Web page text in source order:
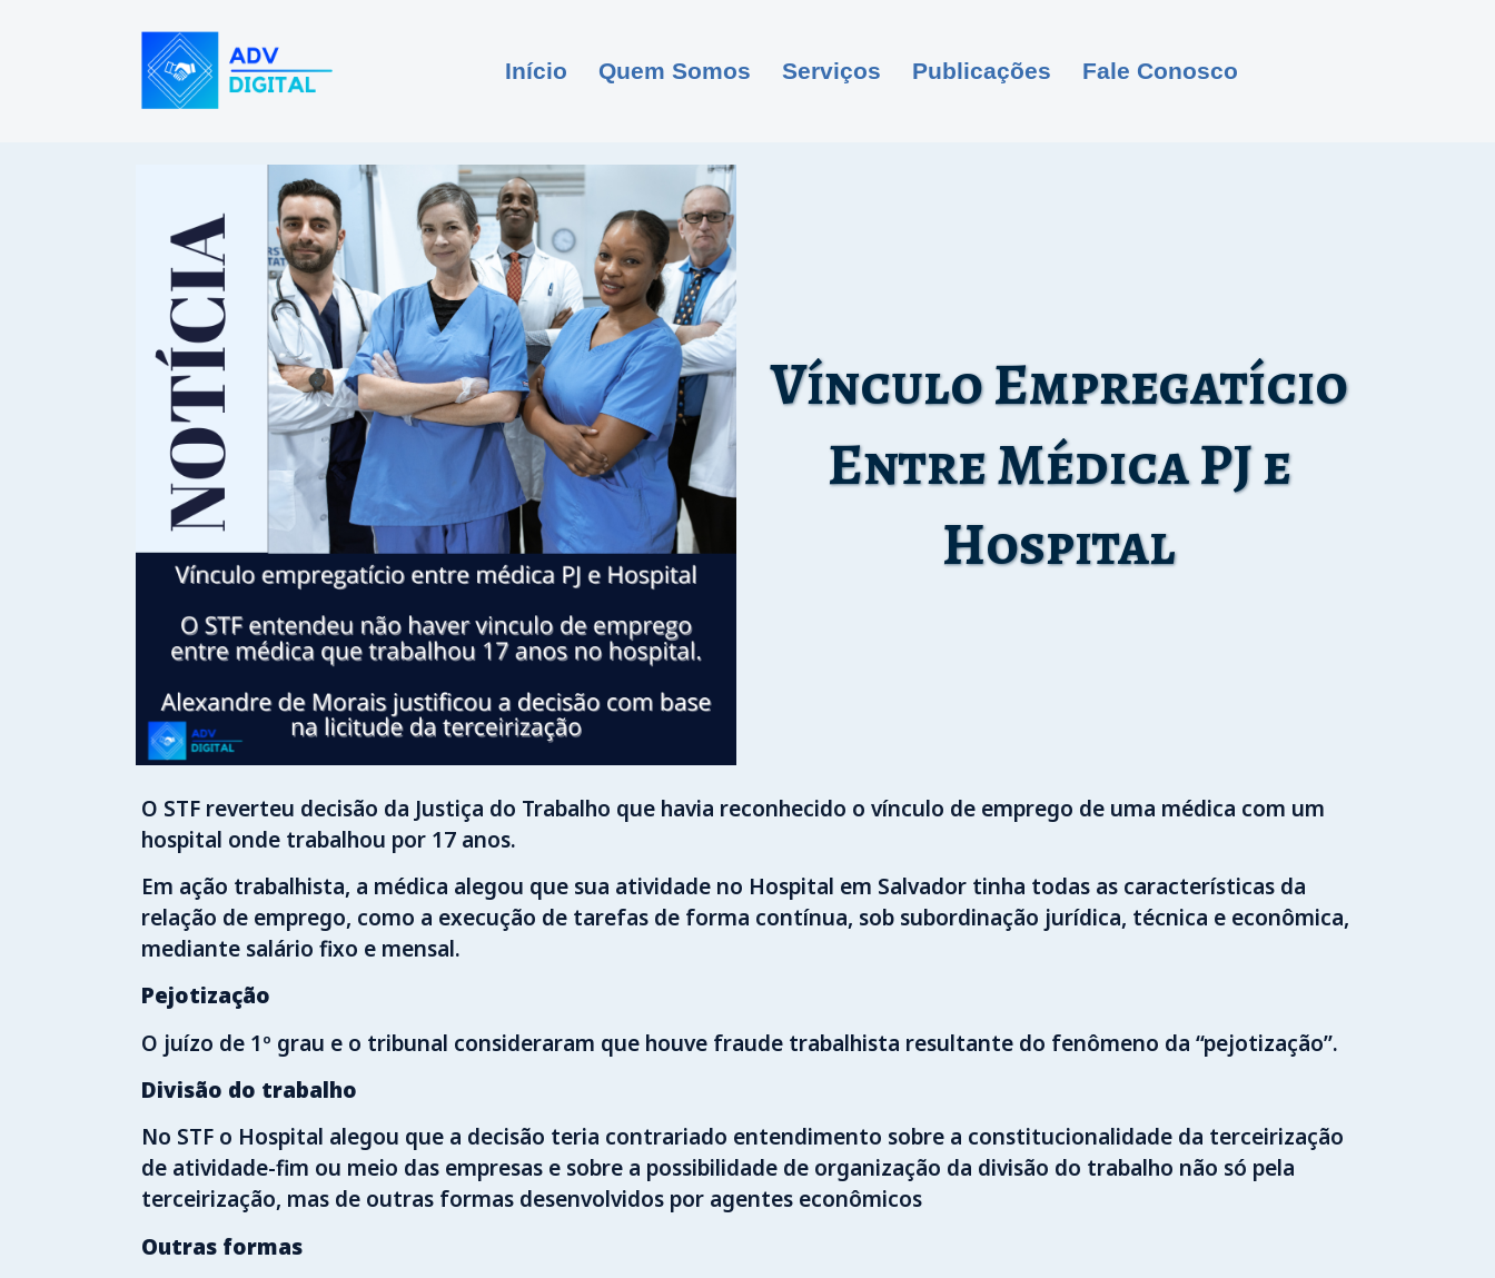
Início Quem Somos Serviços Publicações Fale Conosco
Vínculo Empregatício
Entre Médica PJ e
Hospital
O STF reverteu decisão da Justiça do Trabalho que havia reconhecido o vínculo de emprego de uma médica com um
hospital onde trabalhou por 17 anos.
Em ação trabalhista, a médica alegou que sua atividade no Hospital em Salvador tinha todas as características da
relação de emprego, como a execução de tarefas de forma contínua, sob subordinação jurídica, técnica e econômica,
mediante salário fixo e mensal.
Pejotização
O juízo de 1º grau e o tribunal consideraram que houve fraude trabalhista resultante do fenômeno da “pejotização”.
Divisão do trabalho
No STF o Hospital alegou que a decisão teria contrariado entendimento sobre a constitucionalidade da terceirização
de atividade-fim ou meio das empresas e sobre a possibilidade de organização da divisão do trabalho não só pela
terceirização, mas de outras formas desenvolvidos por agentes econômicos
Outras formas